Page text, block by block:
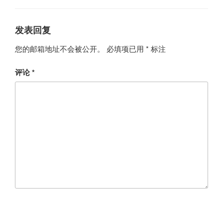
发表回复
您的邮箱地址不会被公开。 必填项已用 * 标注
评论*